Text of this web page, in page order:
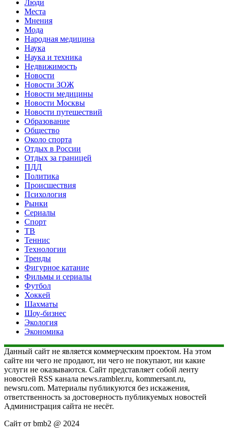
Люди
Места
Мнения
Мода
Народная медицина
Наука
Наука и техника
Недвижимость
Новости
Новости ЗОЖ
Новости медицины
Новости Москвы
Новости путешествий
Образование
Общество
Около спорта
Отдых в России
Отдых за границей
ПДД
Политика
Происшествия
Психология
Рынки
Сериалы
Спорт
ТВ
Теннис
Технологии
Тренды
Фигурное катание
Фильмы и сериалы
Футбол
Хоккей
Шахматы
Шоу-бизнес
Экология
Экономика
Данный сайт не является коммерческим проектом. На этом
сайте ни чего не продают, ни чего не покупают, ни какие
услуги не оказываются. Сайт представляет собой ленту
новостей RSS канала news.rambler.ru, kommersant.ru,
newsru.com. Материалы публикуются без искажения,
ответственность за достоверность публикуемых новостей
Администрация сайта не несёт.
Сайт от bmb2 @ 2024